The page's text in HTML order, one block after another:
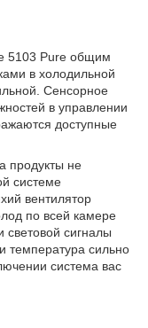
5103 Pure общим
в холодильной
Сенсорное
в управлении
доступные
продукты не
системе
вентилятор
по всей камере
сигналы
температура сильно
система вас